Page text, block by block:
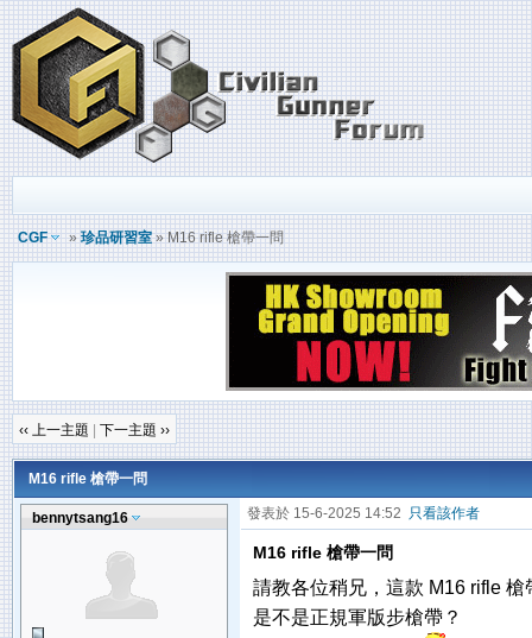
CGF »珍品研習室» M16 rifle 槍帶一問
‹‹ 上一主題 下一主題 ››
M16 rifle 槍帶一問
bennytsang16 發表於 15-6-2025 14:52 只看該作者
M16 rifle 槍帶一問
請教各位稍兄，這款 M16 rifle
是不是正規軍版步槍帶？